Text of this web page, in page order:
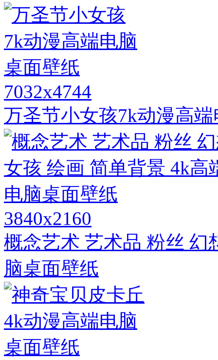
7032x4744
万圣节小女孩7k动漫高
3840x2160
概念艺术 艺术品 粉丝 幻
脑桌面壁纸